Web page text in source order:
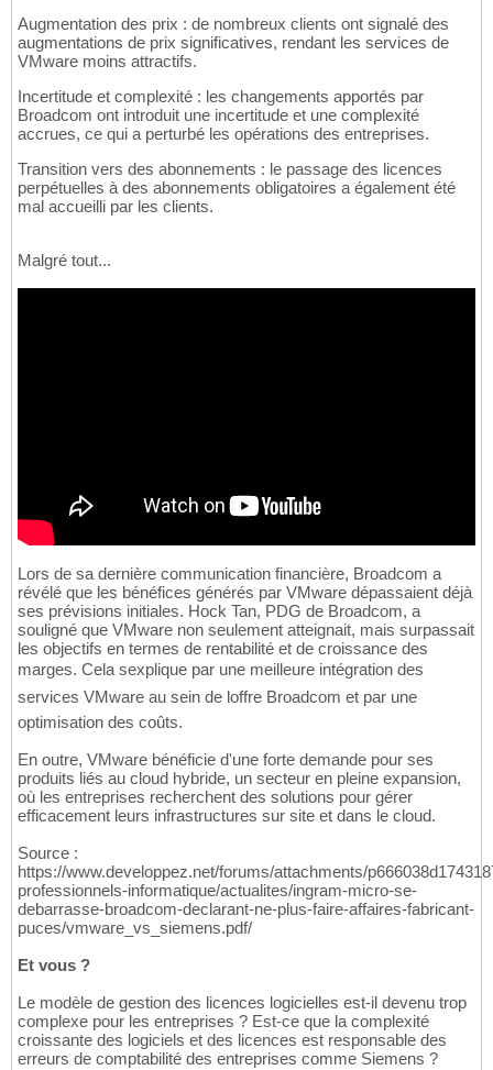
Augmentation des prix : de nombreux clients ont signalé des
augmentations de prix significatives, rendant les services de
VMware moins attractifs.
Incertitude et complexité : les changements apportés par
Broadcom ont introduit une incertitude et une complexité
accrues, ce qui a perturbé les opérations des entreprises.
Transition vers des abonnements : le passage des licences
perpétuelles à des abonnements obligatoires a également été
mal accueilli par les clients.
Malgré tout...
Lors de sa dernière communication financière, Broadcom a
révélé que les bénéfices générés par VMware dépassaient déjà
ses prévisions initiales. Hock Tan, PDG de Broadcom, a
souligné que VMware non seulement atteignait, mais surpassait
les objectifs en termes de rentabilité et de croissance des
marges. Cela sexplique par une meilleure intégration des
services VMware au sein de loffre Broadcom et par une
optimisation des coûts.
En outre, VMware bénéficie d'une forte demande pour ses
produits liés au cloud hybride, un secteur en pleine expansion,
où les entreprises recherchent des solutions pour gérer
efficacement leurs infrastructures sur site et dans le cloud.
Source :
https://www.developpez.net/forums/attachments/
professionnels-informatique/actualites/ingram-micro-se-
debarrasse-broadcom-declarant-ne-plus-faire-affaires-fabricant-
puces/vmware_vs_siemens.pdf/
Et vous ?
Le modèle de gestion des licences logicielles est-il devenu trop
complexe pour les entreprises ? Est-ce que la complexité
croissante des logiciels et des licences est responsable des
erreurs de comptabilité des entreprises comme Siemens ?